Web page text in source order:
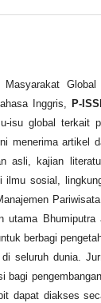
Inggris,
P-
global terkait
menerima artikel
asli, kajian
sosial,
Bhumiputra
berbagi
seluruh dunia.
bagi
dapat diakses